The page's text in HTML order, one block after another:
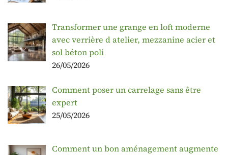
Transformer une grange en loft moderne
avec verrière d atelier, mezzanine acier et
sol béton poli
26/05/2026
Comment poser un carrelage sans être
expert
25/05/2026
Comment un bon aménagement augmente